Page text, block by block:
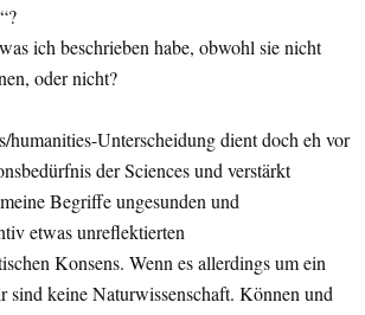
ich beschrieben habe, obwohl sie nicht
oder nicht?
humanities-Unterscheidung dient doch eh vor
der Sciences und verstärkt
Begriffe ungesunden und
etwas unreflektierten
Konsens. Wenn es allerdings um ein
sind keine Naturwissenschaft. Können und